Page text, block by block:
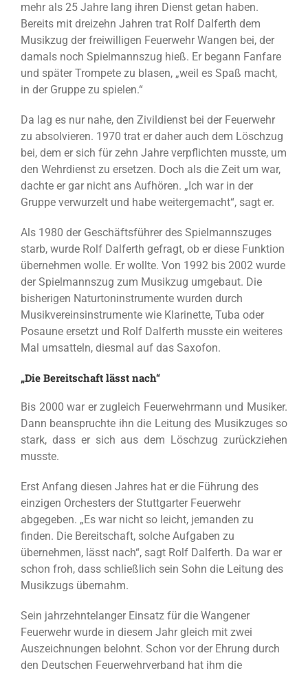
mehr als 25 Jahre lang ihren Dienst getan haben.
Bereits mit dreizehn Jahren trat Rolf Dalferth dem
Musikzug der freiwilligen Feuerwehr Wangen bei, der
damals noch Spielmannszug hieß. Er begann Fanfare
und später Trompete zu blasen, „weil es Spaß macht,
in der Gruppe zu spielen.“
Da lag es nur nahe, den Zivildienst bei der Feuerwehr
zu absolvieren. 1970 trat er daher auch dem Löschzug
bei, dem er sich für zehn Jahre verpflichten musste, um
den Wehrdienst zu ersetzen. Doch als die Zeit um war,
dachte er gar nicht ans Aufhören. „Ich war in der
Gruppe verwurzelt und habe weitergemacht“, sagt er.
Als 1980 der Geschäftsführer des Spielmannszuges
starb, wurde Rolf Dalferth gefragt, ob er diese Funktion
übernehmen wolle. Er wollte. Von 1992 bis 2002 wurde
der Spielmannszug zum Musikzug umgebaut. Die
bisherigen Naturtoninstrumente wurden durch
Musikvereinsinstrumente wie Klarinette, Tuba oder
Posaune ersetzt und Rolf Dalferth musste ein weiteres
Mal umsatteln, diesmal auf das Saxofon.
„Die Bereitschaft lässt nach“
Bis 2000 war er zugleich Feuerwehrmann und Musiker.
Dann beanspruchte ihn die Leitung des Musikzuges so
stark, dass er sich aus dem Löschzug zurückziehen
musste.
Erst Anfang diesen Jahres hat er die Führung des
einzigen Orchesters der Stuttgarter Feuerwehr
abgegeben. „Es war nicht so leicht, jemanden zu
finden. Die Bereitschaft, solche Aufgaben zu
übernehmen, lässt nach“, sagt Rolf Dalferth. Da war er
schon froh, dass schließlich sein Sohn die Leitung des
Musikzugs übernahm.
Sein jahrzehntelanger Einsatz für die Wangener
Feuerwehr wurde in diesem Jahr gleich mit zwei
Auszeichnungen belohnt. Schon vor der Ehrung durch
den Deutschen Feuerwehrverband hat ihm die